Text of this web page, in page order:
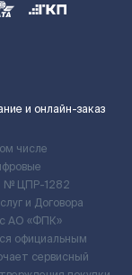
и онлайн-заказ
числе
№ ЦПР-1282
и Договора
АО «ФПК»
официальным
сервисный